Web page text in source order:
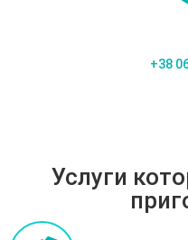
+38
Услуги